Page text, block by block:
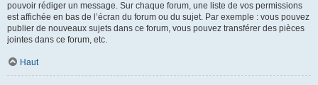
pouvoir rédiger un message. Sur chaque forum, une liste de vos permissions
est affichée en bas de l’écran du forum ou du sujet. Par exemple : vous pouvez
publier de nouveaux sujets dans ce forum, vous pouvez transférer des pièces
jointes dans ce forum, etc.
Haut